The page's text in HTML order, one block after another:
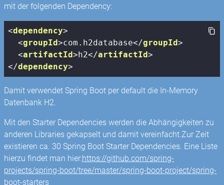
mit der folgenden Dependency:
<dependency>
<groupId>com.h2database</groupId>
<artifactId>h2</artifactId>
</dependency>
Damit verwendet Spring Boot per default die In-Memory
Datenbank H2.
Mit den Starter Dependencies werden die Abhängigkeiten zu
anderen Libraries gekapselt und damit vereinfacht.Zur Zeit
existieren ca. 30 Spring Boot Starter Dependencies. Eine Liste
hierzu findet man hier:https://github.com/spring-
projects/spring-boot/tree/master/spring-boot-project/spring-
boot-starters